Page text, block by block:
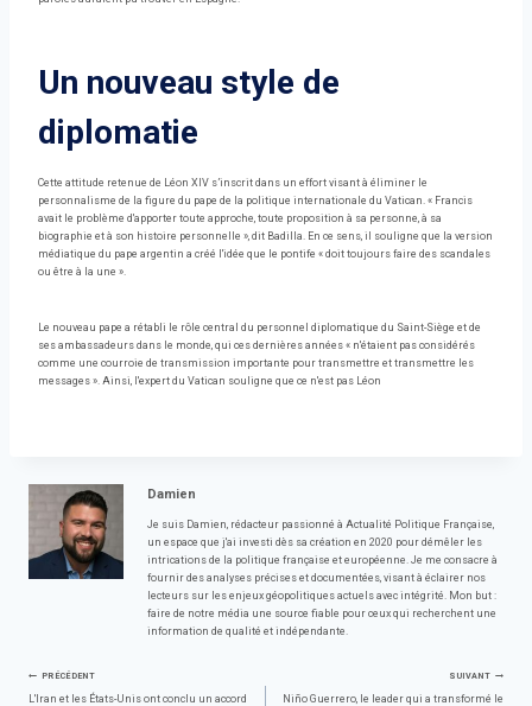
Un nouveau style de
diplomatie
Cette attitude retenue de Léon XIV s’inscrit dans un effort visant à éliminer le
personnalisme de la figure du pape de la politique internationale du Vatican. « Francis
avait le problème d'apporter toute approche, toute proposition à sa personne, à sa
biographie et à son histoire personnelle », dit Badilla. En ce sens, il souligne que la version
médiatique du pape argentin a créé l'idée que le pontife « doit toujours faire des scandales
ou être à la une ».
Le nouveau pape a rétabli le rôle central du personnel diplomatique du Saint-Siège et de
ses ambassadeurs dans le monde, qui ces dernières années « n'étaient pas considérés
comme une courroie de transmission importante pour transmettre et transmettre les
messages ». Ainsi, l'expert du Vatican souligne que ce n'est pas Léon
Damien
Je suis Damien, rédacteur passionné à Actualité Politique Française,
un espace que j'ai investi dès sa création en 2020 pour démêler les
intrications de la politique française et européenne. Je me consacre à
fournir des analyses précises et documentées, visant à éclairer nos
lecteurs sur les enjeux géopolitiques actuels avec intégrité. Mon but :
faire de notre média une source fiable pour ceux qui recherchent une
information de qualité et indépendante.
Navigation
PRÉCÉDENT
L'Iran et les États-Unis ont conclu un accord
SUIVANT
Niño Guerrero, le leader qui a transformé le